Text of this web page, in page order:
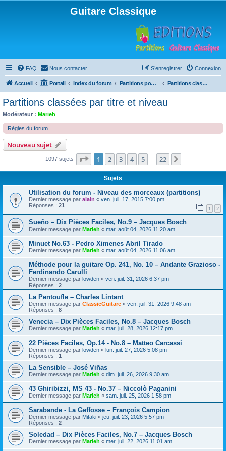
Guitare Classique
FAQ Nous contacter Connexion
S’enregistrer
Accueil Portail Index du forum Partitions pour guitare en libre téléchargement Partitions classées par titre et niveau
Partitions classées par titre et niveau
Modérateur : Marieh
Règles du forum
Nouveau sujet
1097 sujets Page 1sur22
1 2 3 4 5 22
Sujets
Utilisation du forum - Niveau des morceaux (partitions)
Dernier message par alain « ven. juil. 17, 2015 7:00 pm
Réponses : 21 1 2
Sueño – Dix Pièces Faciles, No.9 – Jacques Bosch
Dernier message par Marieh « mar. août 04, 2026 11:20 am
Minuet No.63 - Pedro Ximenes Abril Tirado
Dernier message par Marieh « mar. août 04, 2026 11:06 am
Méthode pour la guitare Op. 241, No. 10 – Andante Grazioso -
Ferdinando Carulli
Dernier message par lowden « ven. juil. 31, 2026 6:37 pm
Réponses : 2
La Pentoufle – Charles Lintant
Dernier message par ClassicGuitare « ven. juil. 31, 2026 9:48 am
Réponses : 8
Venecia – Dix Pièces Faciles, No.8 – Jacques Bosch
Dernier message par Marieh « mar. juil. 28, 2026 12:17 pm
22 Pièces Faciles, Op.14 - No.8 – Matteo Carcassi
Dernier message par lowden « lun. juil. 27, 2026 5:08 pm
Réponses : 1
La Sensible – José Viñas
Dernier message par Marieh « dim. juil. 26, 2026 9:30 am
43 Ghiribizzi, MS 43 - No.37 – Niccolò Paganini
Dernier message par Marieh « sam. juil. 25, 2026 1:58 pm
Sarabande - La Geffosse – François Campion
Dernier message par Mitaki « jeu. juil. 23, 2026 5:57 pm
Réponses : 2
Soledad – Dix Pièces Faciles, No.7 – Jacques Bosch
Dernier message par Marieh « mer. juil. 22, 2026 11:01 am